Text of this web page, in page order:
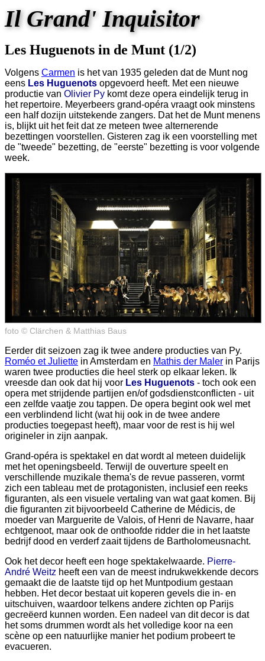
Il Grand' Inquisitor
Les Huguenots in de Munt (1/2)
Volgens Carmen is het van 1935 geleden dat de Munt nog
eens Les Huguenots opgevoerd heeft. Met een nieuwe
productie van Olivier Py komt deze opera eindelijk terug in
het repertoire. Meyerbeers grand-opéra vraagt ook minstens
een half dozijn uitstekende zangers. Dat het de Munt menens
is, blijkt uit het feit dat ze meteen twee alternerende
bezettingen voorstellen. Gisteren zag ik een voorstelling met
de "tweede" bezetting, de "eerste" bezetting is voor volgende
week.
foto © Clärchen & Matthias Baus
Eerder dit seizoen zag ik twee andere producties van Py.
Roméo et Juliette in Amsterdam en Mathis der Maler in Parijs
waren twee producties die heel sterk op elkaar leken. Ik
vreesde dan ook dat hij voor Les Huguenots - toch ook een
opera met strijdende partijen en/of godsdienstconflicten - uit
een zelfde vaatje zou tappen. De opera begint ook wel met
een verblindend licht (wat hij ook in de twee andere
producties toegepast heeft), maar voor de rest is hij wel
origineler in zijn aanpak.
Grand-opéra is spektakel en dat wordt al meteen duidelijk
met het openingsbeeld. Terwijl de ouverture speelt en
verschillende muzikale thema's de revue passeren, vormt
zich een tableau met de protagonisten, inclusief een reeks
figuranten, als een visuele vertaling van wat gaat komen. Bij
die figuranten zit bijvoorbeeld Catherine de Médicis, de
moeder van Marguerite de Valois, of Henri de Navarre, haar
echtgenoot, maar ook de onthoofde ridder die in het laatste
bedrijf dood en verderf zaait tijdens de Bartholomeusnacht.
Ook het decor heeft een hoge spektakelwaarde. Pierre-
André Weitz heeft een van de meest indrukwekkende decors
gemaakt die de laatste tijd op het Muntpodium gestaan
hebben. Het decor bestaat uit koperen gevels die in- en
uitschuiven, waardoor telkens andere zichten op Parijs
gecreëerd kunnen worden. Een nadeel van dit decor is dat
het soms drummen wordt als het volledige koor na een
scène op een natuurlijke manier het podium probeert te
evacueren.